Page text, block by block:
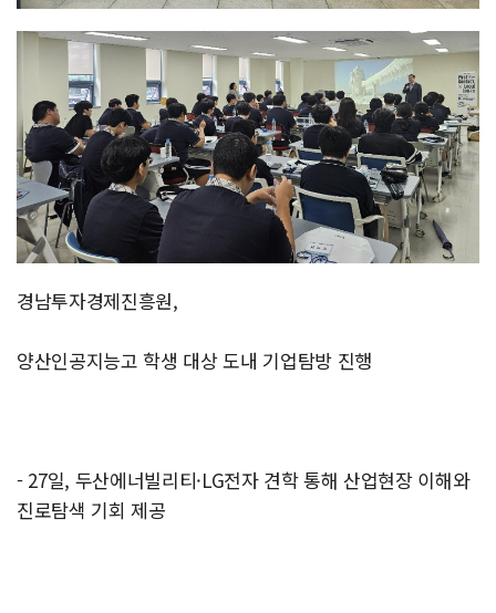
경남투자경제진흥원,
양산인공지능고 학생 대상 도내 기업탐방 진행
- 27일, 두산에너빌리티·LG전자 견학 통해 산업현장 이해와
진로탐색 기회 제공